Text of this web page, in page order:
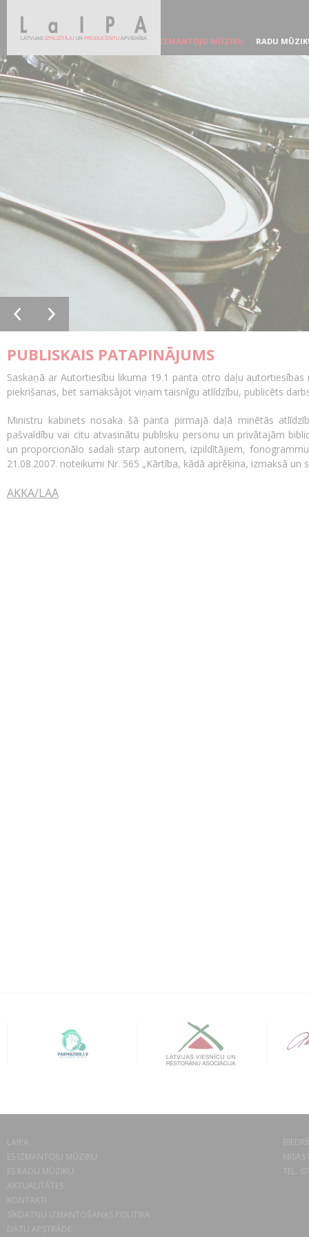
IZMANTOJU MŪZIKU RADU
PUBLISKAIS PATAPINĀJUMS
Saskaņā ar Autortiesību likuma 19.1 panta otro daļu
piekrišanas, bet samaksājot viņam taisnīgu atlīdzību, publicēts
Ministru kabinets nosaka šā panta pirmajā daļā minētās
pašvaldību vai citu atvasinātu publisku personu un privātajām
un proporcionālo sadali starp autoriem, izpildītājiem,
21.08.2007. noteikumi Nr. 565 „Kārtība, kādā aprēķina, izmaksā
AKKA/LAA
LAIPA
ES IZMANTOJU MŪZIKU
ES RADU MŪZIKU
AKTUALITĀTES
KONTAKTI
SĪKDATŅU IZMANTOŠANAS POLITIKA
DATU APSTRĀDE
TEL.